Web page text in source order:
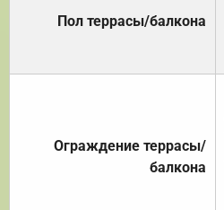
Пол террасы/балкона
Ограждение террасы/
балкона